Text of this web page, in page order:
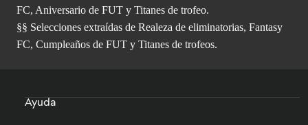
FC, Aniversario de FUT y Titanes de trofeo.
§§ Selecciones extraídas de Realeza de eliminatorias, Fantasy
FC, Cumpleaños de FUT y Titanes de trofeos.
Ayuda